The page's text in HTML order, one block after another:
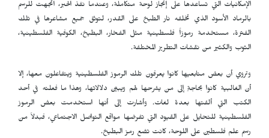
الإمكانيات التي تساعدها على إنجاز لوحة متكاملة، وعندما نفذ الحبر، اتجهت للرسم
بالرماد الأسود الذي تخلفه نار الطبخ على القدر، لتوثق جميع مشاعرها في تلك
الفترة، مستخدمة رموزاً فلسطينية مثل الفخار، البطيخ، الكوفية الفلسطينية،
الثوب والكثير من نقشات التطريز المختلفة.
وتروي أن بعض متابعيها كانوا يعرفون تلك الرموز الفلسطينية ويتفاعلون معها، إلا
أن الغالبية كانوا بحاجةٍ إلى من يشرحها لهم ويبيّن دلالاتها، وهذا ما فعلته في أحد
الكتب التي ألفتها بعدة لغات. وأشارت إلى أنها استخدمت بعض الرموز
الفلسطينية للتحايل على القيود التي تفرضها مواقع التواصل الاجتماعي، فبدلاً من
رسم علم فلسطين على اللوحة، كانت تضع رمز البطيخ.